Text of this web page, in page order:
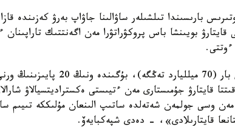
بارىسىندا تىلشىلەر ساۋالىنا جاۋاپ بەرۋ كەزىندە
قايتارۋ بويىنشا باس پروكۋراتۋرا مەن اگەنتتىك تاراپىنان
ءوتتى.
«كەتكەن شىعىن بار (70
قايتارۋ جۇمىستارى مەن ءتيىستى ەكستراديتسيالاۋ
مەن وسى جولمەن شەتەلدە ساتىپ الىنعان مۇلىككە تىيىم
قايتارىلادى»، - دەدى شپەكبايەۆ.